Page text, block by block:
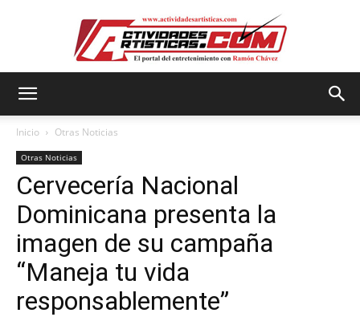
Inicio Otras Noticias
Otras Noticias
Cervecería Nacional
Dominicana presenta la
imagen de su campaña
“Maneja tu vida
responsablemente”